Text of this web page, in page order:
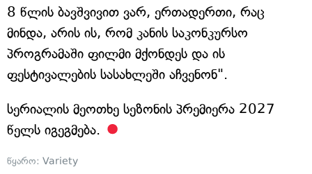
8 წლის ბავშვივით ვარ, ერთადერთი, რაც
მინდა, არის ის, რომ კანის საკონკურსო
პროგრამაში ფილმი მქონდეს და ის
ფესტივალების სასახლეში აჩვენონ".
სერიალის მეოთხე სეზონის პრემიერა 2027
წელს იგეგმება.
წყარო: Variety